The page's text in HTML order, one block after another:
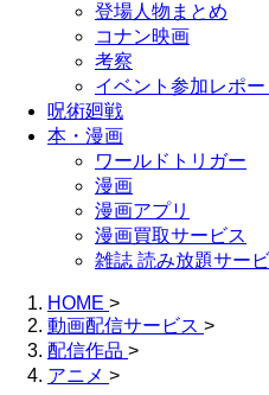
登場人物まとめ
コナン映画
考察
イベント参加レポー
呪術廻戦
本・漫画
ワールドトリガー
漫画
漫画アプリ
漫画買取サービス
雑誌 読み放題サー
HOME >
動画配信サービス >
配信作品 >
アニメ >